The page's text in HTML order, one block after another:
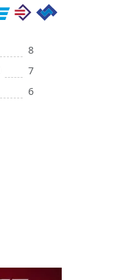
8
7
6